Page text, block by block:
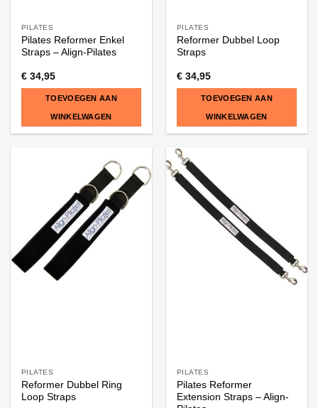
PILATES
Pilates Reformer Enkel
Straps – Align-Pilates
€34,95
TOEVOEGEN AAN
WINKELWAGEN
PILATES
Reformer Dubbel Loop
Straps
€34,95
TOEVOEGEN AAN
WINKELWAGEN
PILATES
Reformer Dubbel Ring
Loop Straps
PILATES
Pilates Reformer
Extension Straps – Align-